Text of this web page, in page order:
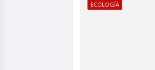
ECOLOGÍA